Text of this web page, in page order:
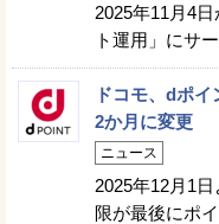
2025年11月4
ト運用」にサ
ドコモ、dポ
2か月に変更
ニュース
2025年12月1
限が最後にポ